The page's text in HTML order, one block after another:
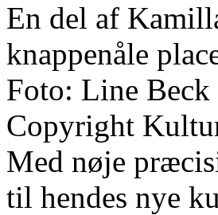
En del af
knappenåle
Foto: Line Beck
Copyright
Med nøje
til hendes nye